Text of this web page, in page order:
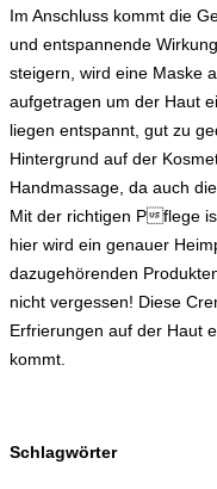
Im Anschluss kommt die
und entspannende
steigern, wird eine Maske
aufgetragen um der Haut
liegen entspannt, gut zu
Hintergrund auf der
Handmassage, da auch
Mit der richtigen Pflege
hier wird ein genauer
dazugehörenden
nicht vergessen! Diese
Erfrierungen auf der Haut
kommt.
Schlagwörter